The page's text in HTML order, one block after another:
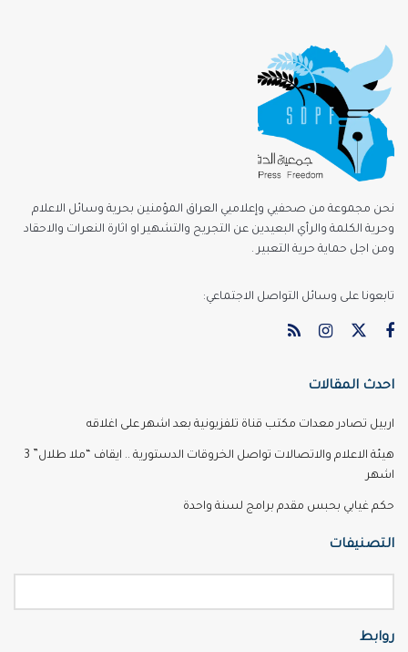
نحن مجموعة من صحفيي وإعلاميي العراق المؤمنين بحرية وسائل الاعلام
وحرية الكلمة والرأي البعيدين عن التجريح والتشهير او اثارة النعرات والاحقاد
ومن اجل حماية حرية التعبير .
تابعونا على وسائل التواصل الاجتماعي:
احدث المقالات
اربيل تصادر معدات مكتب قناة تلفزيونية بعد اشهر على اغلاقه
هيئة الاعلام والاتصالات تواصل الخروقات الدستورية .. ايقاف “ملا طلال” 3
اشهر
حكم غيابي بحبس مقدم برامج لسنة واحدة
التصنيفات
روابط